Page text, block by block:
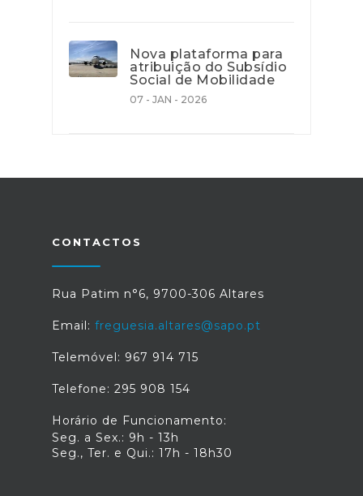
Nova plataforma para
atribuição do Subsídio
Social de Mobilidade
07 - JAN - 2026
CONTACTOS
Rua Patim n°6, 9700-306 Altares
Email: freguesia.altares@sapo.pt
Telemóvel: 967 914 715
Telefone: 295 908 154
Horário de Funcionamento:
Seg. a Sex.: 9h - 13h
Seg., Ter. e Qui.: 17h - 18h30